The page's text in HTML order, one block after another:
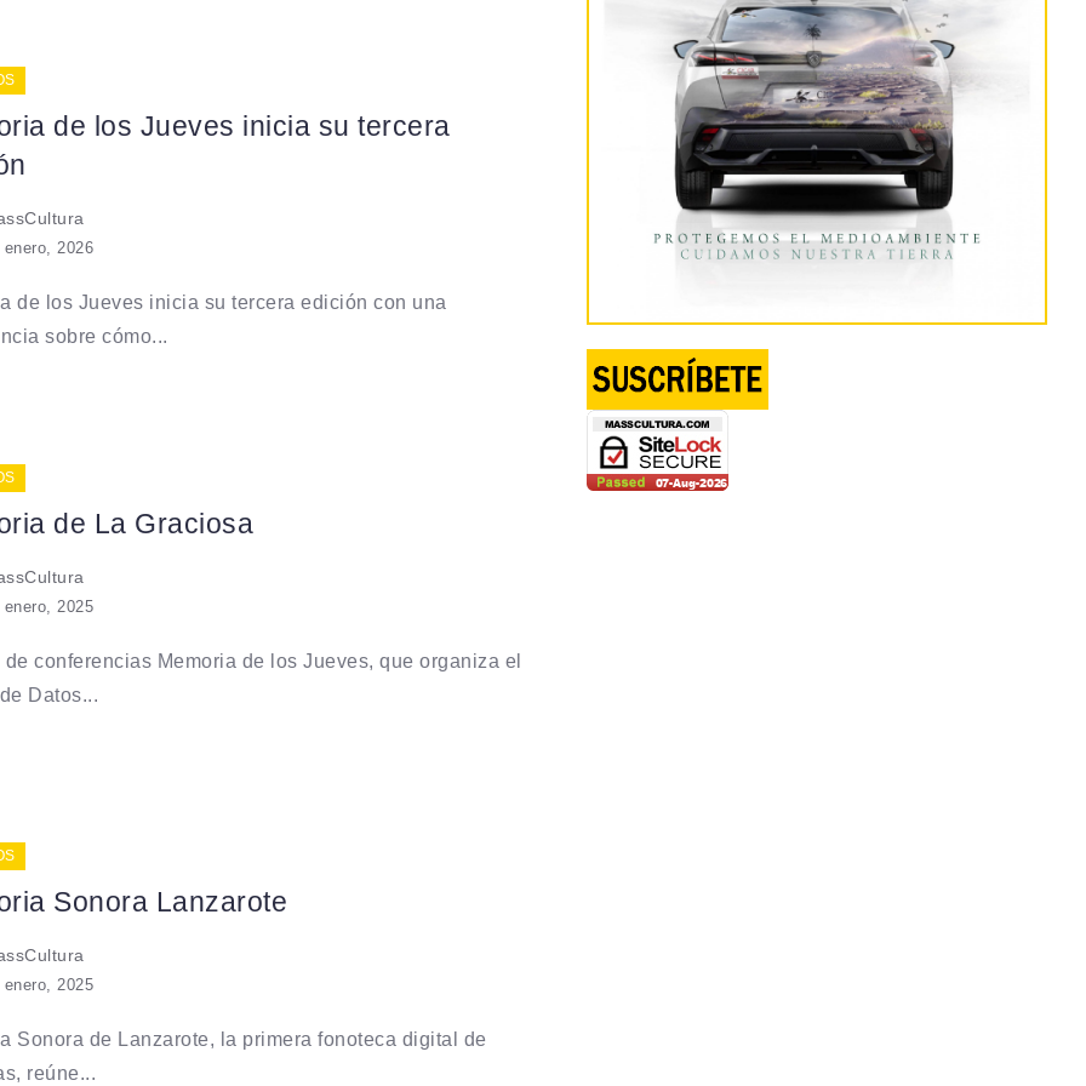
de los Jueves inicia su tercera
enero, 2026
de los Jueves inicia su tercera edición con una
sobre cómo...
de La Graciosa
enero, 2025
conferencias Memoria de los Jueves, que organiza el
Datos...
Sonora Lanzarote
enero, 2025
Sonora de Lanzarote, la primera fonoteca digital de
reúne...